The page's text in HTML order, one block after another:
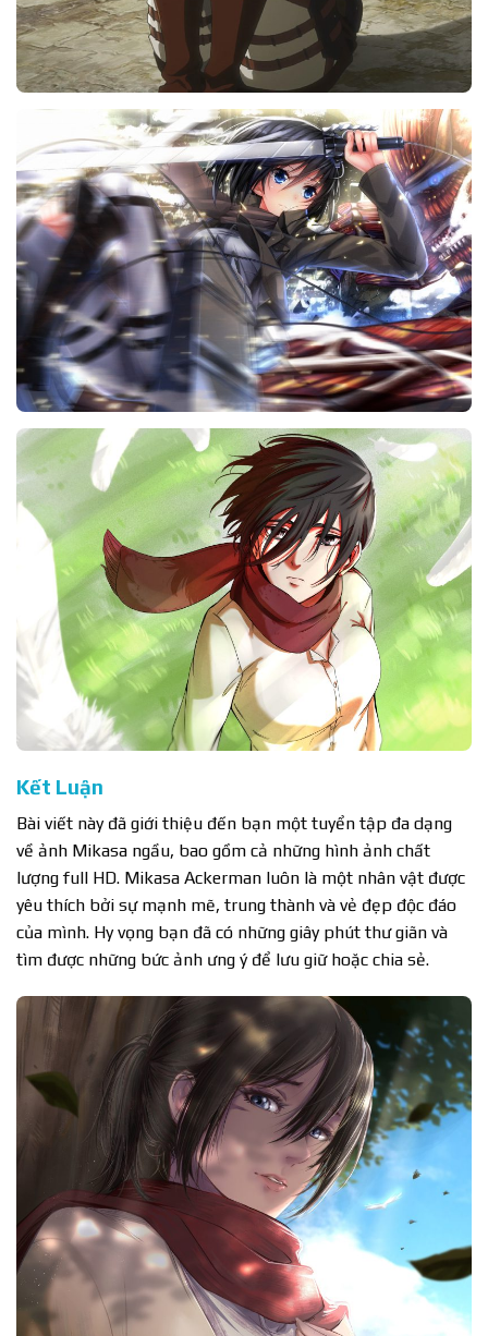
Kết Luận
Bài viết này đã giới thiệu đến bạn một tuyển tập đa dạng
về ảnh Mikasa ngầu, bao gồm cả những hình ảnh chất
lượng full HD. Mikasa Ackerman luôn là một nhân vật được
yêu thích bởi sự mạnh mẽ, trung thành và vẻ đẹp độc đáo
của mình. Hy vọng bạn đã có những giây phút thư giãn và
tìm được những bức ảnh ưng ý để lưu giữ hoặc chia sẻ.